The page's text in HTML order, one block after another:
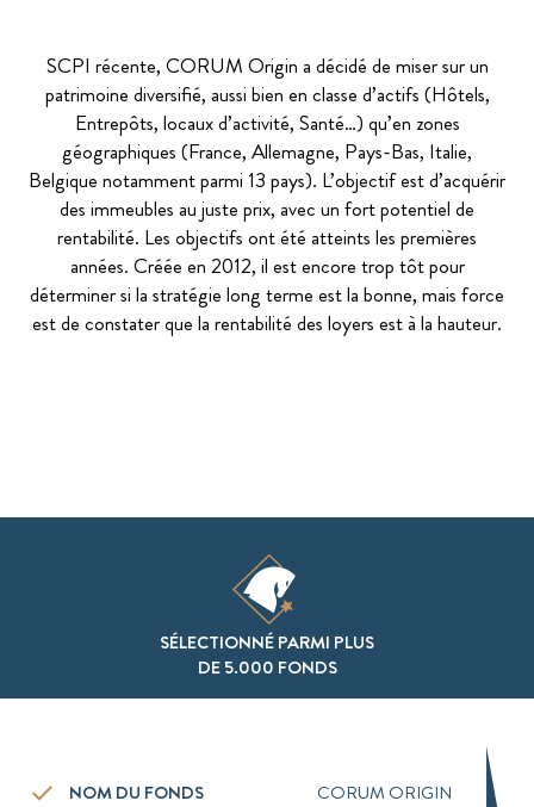
SCPI récente, CORUM Origin a décidé de miser sur un
patrimoine diversifié, aussi bien en classe d’actifs (Hôtels,
Entrepôts, locaux d’activité, Santé…) qu’en zones
géographiques (France, Allemagne, Pays-Bas, Italie,
Belgique notamment parmi 13 pays). L’objectif est d’acquérir
des immeubles au juste prix, avec un fort potentiel de
rentabilité. Les objectifs ont été atteints les premières
années. Créée en 2012, il est encore trop tôt pour
déterminer si la stratégie long terme est la bonne, mais force
est de constater que la rentabilité des loyers est à la hauteur.
SÉLECTIONNÉ PARMI PLUS
DE 5.000 FONDS
NOM DU FONDS
CORUM ORIGIN